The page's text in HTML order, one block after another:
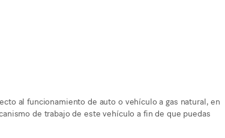
al funcionamiento de auto o vehículo a gas natural, en
de trabajo de este vehículo a fin de que puedas